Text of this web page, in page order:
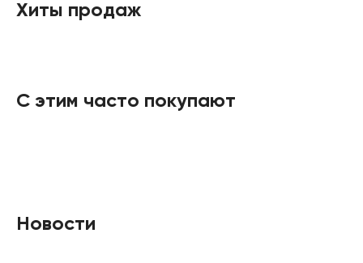
Хиты продаж
С этим часто покупают
Новости